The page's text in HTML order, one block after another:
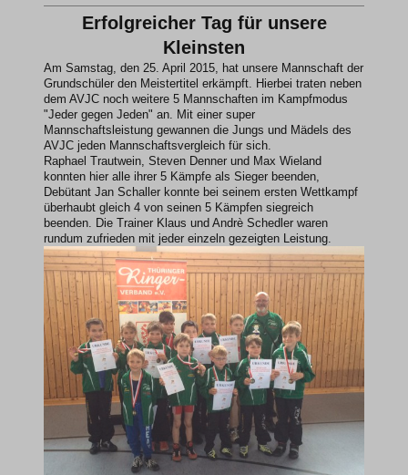
Erfolgreicher Tag für unsere
Kleinsten
Am Samstag, den 25. April 2015, hat unsere Mannschaft der
Grundschüler den Meistertitel erkämpft. Hierbei traten neben
dem AVJC noch weitere 5 Mannschaften im Kampfmodus
"Jeder gegen Jeden" an. Mit einer super
Mannschaftsleistung gewannen die Jungs und Mädels des
AVJC jeden Mannschaftsvergleich für sich.
Raphael Trautwein, Steven Denner und Max Wieland
konnten hier alle ihrer 5 Kämpfe als Sieger beenden,
Debütant Jan Schaller konnte bei seinem ersten Wettkampf
überhaubt gleich 4 von seinen 5 Kämpfen siegreich
beenden. Die Trainer Klaus und Andrè Schedler waren
rundum zufrieden mit jeder einzeln gezeigten Leistung.